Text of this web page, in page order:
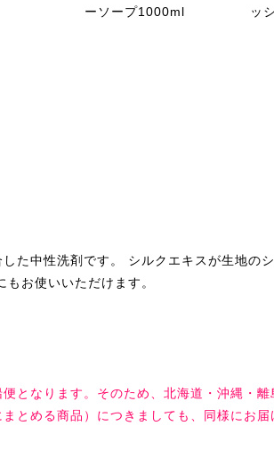
ーソープ1000ml
ッ
た中性洗剤です。 シルクエキスが生地の
お使いいただけます。
となります。そのため、北海道・沖縄・
とめる商品）につきましても、同様にお